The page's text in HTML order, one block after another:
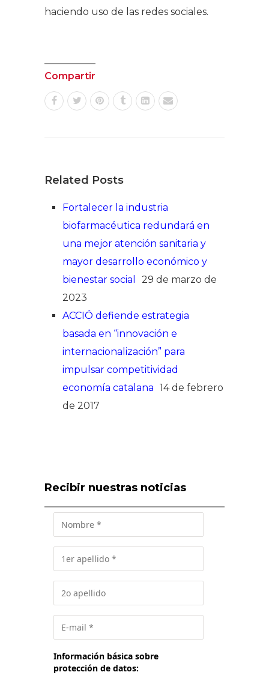
haciendo uso de las redes sociales.
Compartir
Related Posts
Fortalecer la industria
biofarmacéutica redundará en
una mejor atención sanitaria y
mayor desarrollo económico y
bienestar social
29 de marzo de
2023
ACCIÓ defiende estrategia
basada en “innovación e
internacionalización” para
impulsar competitividad
economía catalana 14 de febrero
de 2017
Recibir nuestras noticias
Información básica sobre
protección de datos: